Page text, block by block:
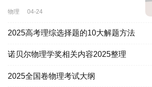
物理 04-24
2025高考理综选择题的10大解题方法
诺贝尔物理学奖相关内容2025整理
2025全国卷物理考试大纲